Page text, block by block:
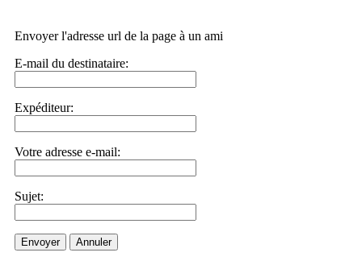
Envoyer l'adresse url de la page à un ami
E-mail du destinataire:
Expéditeur:
Votre adresse e-mail:
Sujet:
Envoyer Annuler